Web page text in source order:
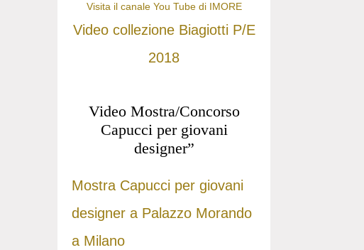
Visita il canale You Tube di IMORE
Video collezione Biagiotti P/E
2018
Video Mostra/Concorso
Capucci per giovani
designer”
Mostra Capucci per giovani
designer a Palazzo Morando
a Milano